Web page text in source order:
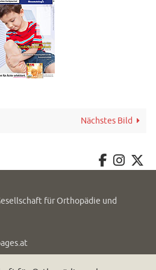
Nächstes Bild
für Orthopädie und